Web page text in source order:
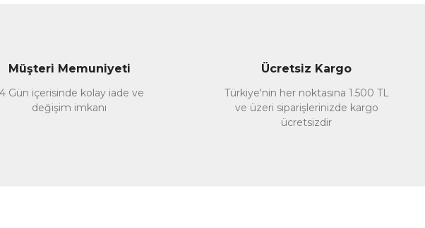
Müşteri Memuniyeti
Gün içerisinde kolay iade ve
değişim imkanı
Ücretsiz Kargo
Türkiye'nin her noktasına 1.500 TL
ve üzeri siparişlerinizde kargo
ücretsizdir